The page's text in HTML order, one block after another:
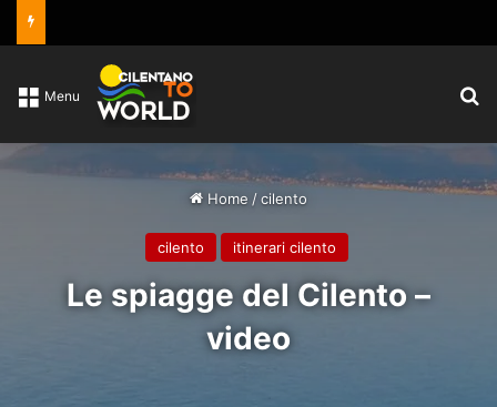
Menu
Home /cilento
cilento itinerari cilento
Le spiagge del Cilento –
video